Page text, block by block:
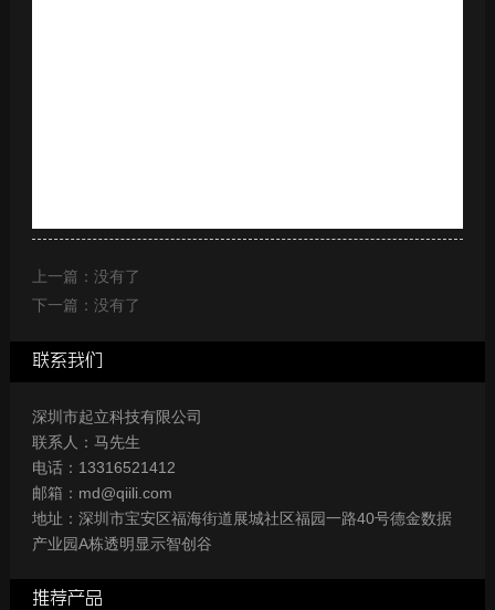
上一篇：没有了
下一篇：没有了
联系我们
深圳市起立科技有限公司
联系人：马先生
电话：13316521412
邮箱：md@qiili.com
地址：深圳市宝安区福海街道展城社区福园一路40号德金数据
产业园A栋透明显示智创谷
推荐产品